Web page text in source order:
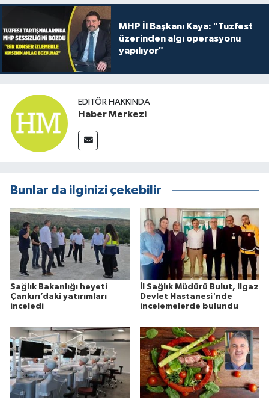
MHP İl Başkanı Kaya: "Tuzfest
üzerinden algı operasyonu
yapılıyor"
EDITÖR HAKKINDA
Haber Merkezi
Bunlar da ilginizi çekebilir
Sağlık Bakanlığı heyeti
Çankırı’daki yatırımları
inceledi
İl Sağlık Müdürü Bulut, Ilgaz
Devlet Hastanesi'nde
incelemelerde bulundu